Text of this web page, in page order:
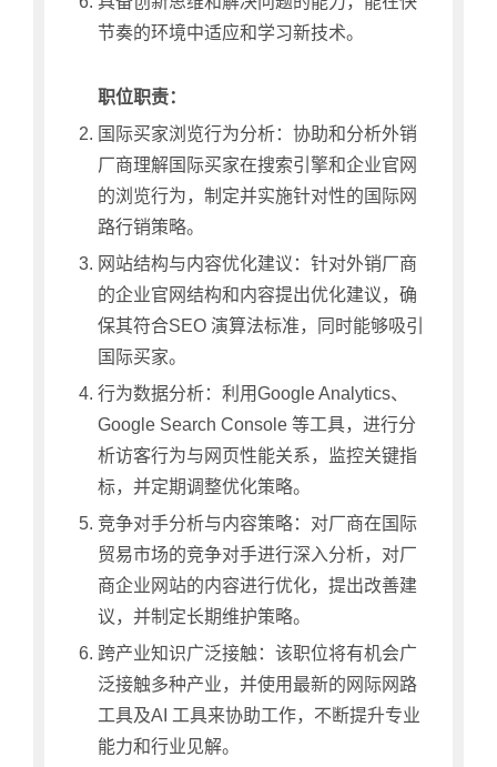
节奏的环境中适应和学习新技术。
职位职责：
国际买家浏览行为分析：协助和分析外销
厂商理解国际买家在搜索引擎和企业官网
的浏览行为，制定并实施针对性的国际网
路行销策略。
网站结构与内容优化建议：针对外销厂商
的企业官网结构和内容提出优化建议，确
保其符合SEO 演算法标准，同时能够吸引
国际买家。
行为数据分析：利用Google Analytics、
Google Search Console 等工具，进行分
析访客行为与网页性能关系，监控关键指
标，并定期调整优化策略。
竞争对手分析与内容策略：对厂商在国际
贸易市场的竞争对手进行深入分析，对厂
商企业网站的内容进行优化，提出改善建
议，并制定长期维护策略。
跨产业知识广泛接触：该职位将有机会广
泛接触多种产业，并使用最新的网际网路
工具及AI 工具来协助工作，不断提升专业
能力和行业见解。